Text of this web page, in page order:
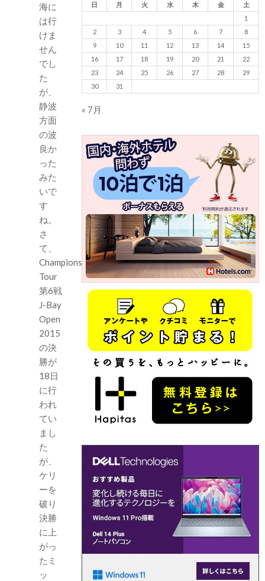
海に
は行
けま
せん
でし
た
が、
静波
方面
の波
良か
った
みた
いで
す
ね。
さ
て、
Championship
Tour
第6戦
J-Bay
Open
2015
の決
勝が
18日
に行
われ
てい
まし
た
が、
ケリ
ーを
破り
決勝
に上
がっ
たミ
ッ
日 月 火 水 木 金
土
1
2
3 4 5 6 7
8
9
10 11 12 13 14
15
16
17 18 19 20 21
22
23
24 25 26 27 28
29
30
31
« 7月